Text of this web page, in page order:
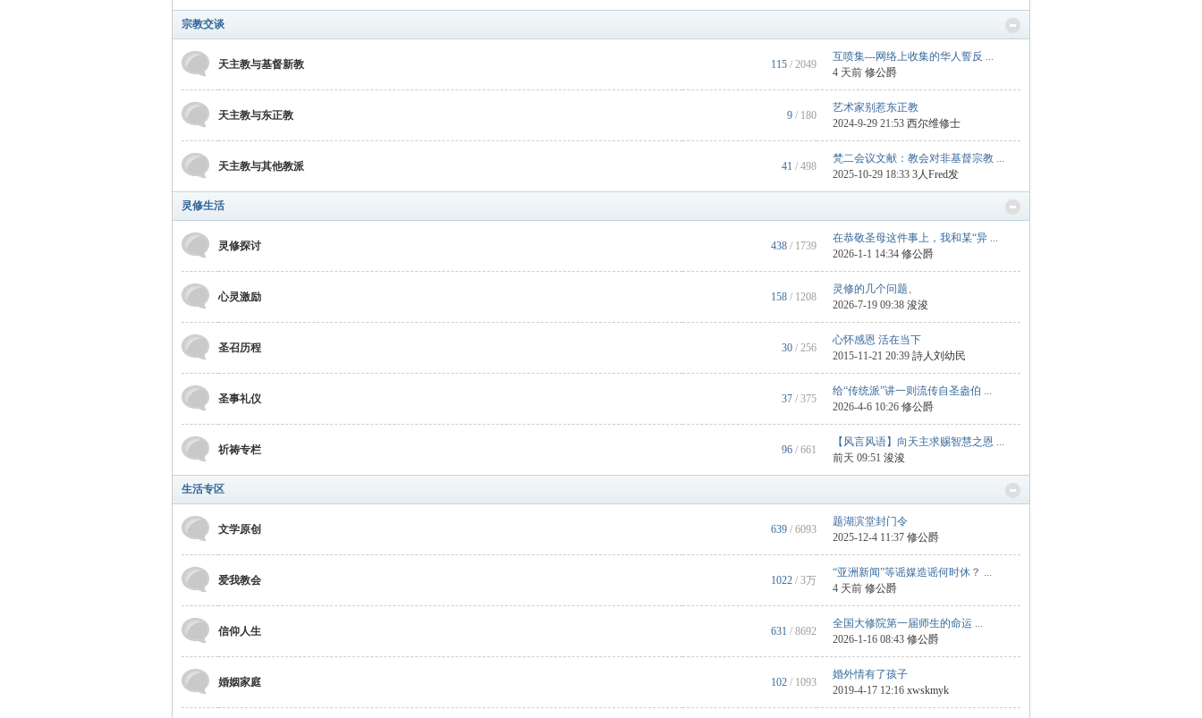
宗教交谈
天主教与基督新教 115 / 2049
互喷集---网络上收集的华人誓反 ...
4 天前 修公爵
天主教与东正教 9 / 180
艺术家别惹东正教
2024-9-29 21:53 西尔维修士
天主教与其他教派 41 / 498
梵二会议文献：教会对非基督宗教 ...
2025-10-29 18:33 3人Fred发
灵修生活
灵修探讨 438 / 1739
在恭敬圣母这件事上，我和某“异 ...
2026-1-1 14:34 修公爵
心灵激励 158 / 1208
灵修的几个问题、
2026-7-19 09:38 浚浚
圣召历程 30 / 256
心怀感恩 活在当下
2015-11-21 20:39 詩人刘幼民
圣事礼仪 37 / 375
给“传统派”讲一则流传自圣盎伯 ...
2026-4-6 10:26 修公爵
祈祷专栏 96 / 661
【风言风语】向天主求赐智慧之恩 ...
前天 09:51 浚浚
生活专区
文学原创 639 / 6093
题湖滨堂封门令
2025-12-4 11:37 修公爵
爱我教会 1022 / 3万
“亚洲新闻”等谣媒造谣何时休？ ...
4 天前 修公爵
信仰人生 631 / 8692
全国大修院第一届师生的命运 ...
2026-1-16 08:43 修公爵
婚姻家庭 102 / 1093
婚外情有了孩子
2019-4-17 12:16 xwskmyk